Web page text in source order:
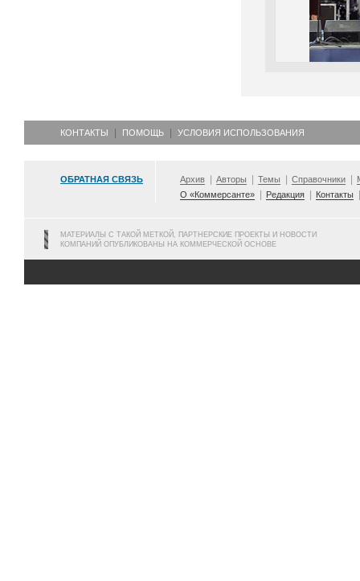
КОНТАКТЫ ПОМОЩЬ УСЛОВИЯ ИСПОЛЬЗОВАНИЯ
ОБРАТНАЯ СВЯЗЬ Архив Авторы Темы Справочники
О «Коммерсанте»
Редакция Контакты
МАТЕРИАЛЫ С ТАКОЙ МЕТКОЙ, ПАРТНЕРСКИЕ ПРОЕКТЫ И НОВОСТИ
КОМПАНИЙ ОПУБЛИКОВАНЫ НА КОММЕРЧЕСКОЙ ОСНОВЕ